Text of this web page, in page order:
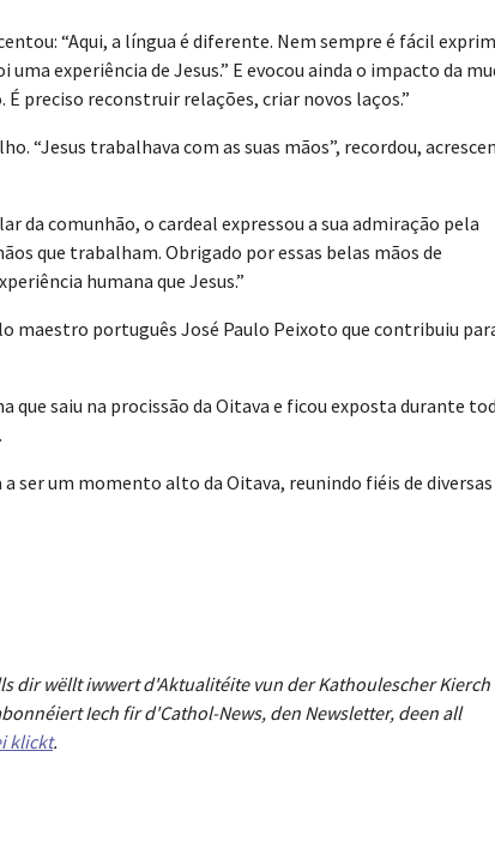
“Aqui, a língua é diferente. Nem sempre é fácil
experiência de Jesus.” E evocou ainda o impacto da
preciso reconstruir relações, criar novos laços.”
“Jesus trabalhava com as suas mãos”, recordou,
comunhão, o cardeal expressou a sua admiração pela
que trabalham. Obrigado por essas belas mãos de
humana que Jesus.”
maestro português José Paulo Peixoto que contribuiu
que saiu na procissão da Oitava e ficou exposta durante
ser um momento alto da Oitava, reunindo fiéis de diversas
dir wëllt iwwert d'Aktualitéite vun der Kathoulescher Kierch
Iech fir d'Cathol-News, den Newsletter, deen all
klickt.